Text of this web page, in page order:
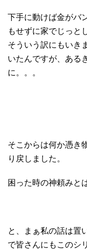
下手に動けば金がバ
もせずに家でじっと
そういう訳にもいき
いたんですが、ある
に。。。
そこからは何か憑き
り戻しました。
困った時の神頼みと
と、まぁ私の話は置
で皆さんにもこのシ